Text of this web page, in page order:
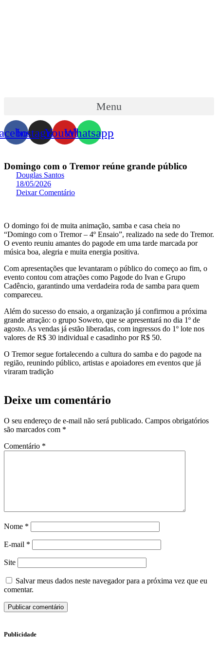
Menu
InstagramYoutubeWhatsapp
Domingo com o Tremor reúne grande público
Douglas Santos
18/05/2026
Deixar Comentário
O domingo foi de muita animação, samba e casa cheia no
“Domingo com o Tremor – 4º Ensaio”, realizado na sede do Tremor.
O evento reuniu amantes do pagode em uma tarde marcada por
música boa, alegria e muita energia positiva.
Com apresentações que levantaram o público do começo ao fim, o
evento contou com atrações como Pagode do Ivan e Grupo
Cadêncio, garantindo uma verdadeira roda de samba para quem
compareceu.
Além do sucesso do ensaio, a organização já confirmou a próxima
grande atração: o grupo Soweto, que se apresentará no dia 1º de
agosto. As vendas já estão liberadas, com ingressos do 1º lote nos
valores de R$ 30 individual e casadinho por R$ 50.
O Tremor segue fortalecendo a cultura do samba e do pagode na
região, reunindo público, artistas e apoiadores em eventos que já
viraram tradição
Deixe um comentário
O seu endereço de e-mail não será publicado. Campos obrigatórios
são marcados com *
Comentário *
Nome *
E-mail *
Site
Salvar meus dados neste navegador para a próxima vez que eu
comentar.
Publicidade